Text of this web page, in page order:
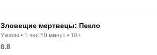
Зловещие мертвецы: Пекло
Ужасы 1 час 50 минут 18+
6.8